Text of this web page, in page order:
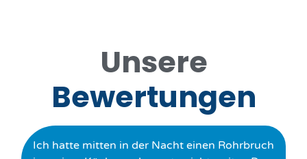
Unsere
Bewertungen
Ich hatte mitten in der Nacht einen Rohrbruch